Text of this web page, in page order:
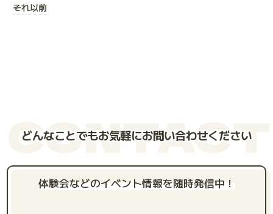
それ以前
CONTACT
どんなことでもお気軽にお問い合わせください
体験会などのイベント情報を随時発信中！